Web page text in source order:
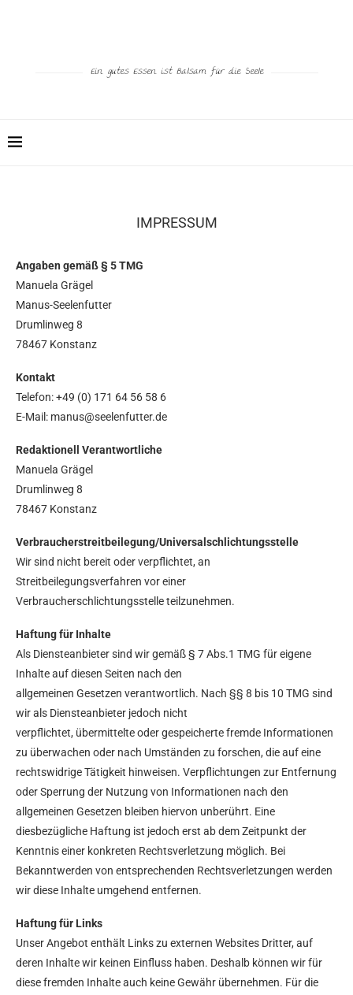
Ein gutes Essen ist Balsam für die Seele
IMPRESSUM
Angaben gemäß § 5 TMG
Manuela Grägel
Manus-Seelenfutter
Drumlinweg 8
78467 Konstanz
Kontakt
Telefon: +49 (0) 171 64 56 58 6
E-Mail: manus@seelenfutter.de
Redaktionell Verantwortliche
Manuela Grägel
Drumlinweg 8
78467 Konstanz
Verbraucherstreitbeilegung/Universalschlichtungsstelle
Wir sind nicht bereit oder verpflichtet, an
Streitbeilegungsverfahren vor einer
Verbraucherschlichtungsstelle teilzunehmen.
Haftung für Inhalte
Als Diensteanbieter sind wir gemäß § 7 Abs.1 TMG für eigene
Inhalte auf diesen Seiten nach den
allgemeinen Gesetzen verantwortlich. Nach §§ 8 bis 10 TMG sind
wir als Diensteanbieter jedoch nicht
verpflichtet, übermittelte oder gespeicherte fremde Informationen
zu überwachen oder nach Umständen zu forschen, die auf eine
rechtswidrige Tätigkeit hinweisen. Verpflichtungen zur Entfernung
oder Sperrung der Nutzung von Informationen nach den
allgemeinen Gesetzen bleiben hiervon unberührt. Eine
diesbezügliche Haftung ist jedoch erst ab dem Zeitpunkt der
Kenntnis einer konkreten Rechtsverletzung möglich. Bei
Bekanntwerden von entsprechenden Rechtsverletzungen werden
wir diese Inhalte umgehend entfernen.
Haftung für Links
Unser Angebot enthält Links zu externen Websites Dritter, auf
deren Inhalte wir keinen Einfluss haben. Deshalb können wir für
diese fremden Inhalte auch keine Gewähr übernehmen. Für die